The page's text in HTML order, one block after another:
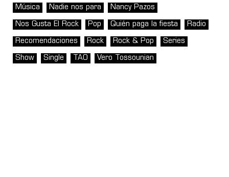
Música Nadie nos para Nancy Pazos
Nos Gusta El Rock Pop Quién paga la fiesta Radio
Recomendaciones Rock Rock & Pop Series
Show Single TAO Vero Tossounian